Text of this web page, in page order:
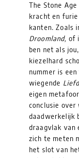
The Stone
kracht en
kanten. Zoals
Droomland, of
ben net als
kiezelhard
nummer is
wiegende
eigen
conclusie
daadwerkelijk
draagvlak van
zich te meten
het slot van